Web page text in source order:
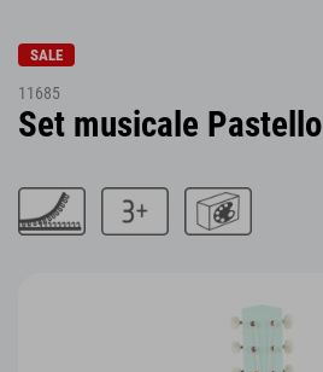
SALE
11685
Set musicale Pastello